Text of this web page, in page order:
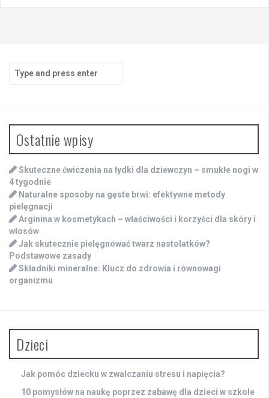
Search
for:
Ostatnie wpisy
Skuteczne ćwiczenia na łydki dla dziewczyn – smukłe nogi w
4 tygodnie
Naturalne sposoby na gęste brwi: efektywne metody
pielęgnacji
Arginina w kosmetykach – właściwości i korzyści dla skóry i
włosów
Jak skutecznie pielęgnować twarz nastolatków?
Podstawowe zasady
Składniki mineralne: Klucz do zdrowia i równowagi
organizmu
Dzieci
Jak pomóc dziecku w zwalczaniu stresu i napięcia?
10 pomysłów na naukę poprzez zabawę dla dzieci w szkole